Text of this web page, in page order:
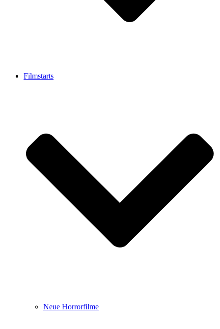
Filmstarts
Neue Horrorfilme